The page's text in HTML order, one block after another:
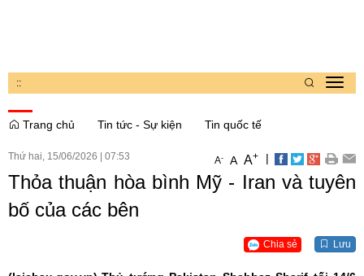
::
Trang chủ
Tin tức - Sự kiện Tin quốc tế
Thứ hai, 15/06/2026 07:53 A- A A+ |
Thỏa thuận hòa bình Mỹ - Iran và tuyên
bố của các bên
Chia sẻ Lưu